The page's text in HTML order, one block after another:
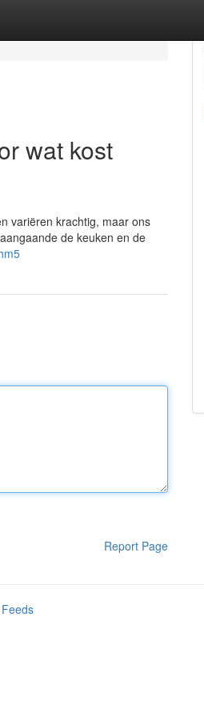
wat kost
variëren krachtig, maar ons
de keuken en de
Report Page